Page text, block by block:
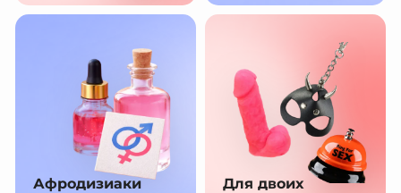
Афродизиаки Для двоих